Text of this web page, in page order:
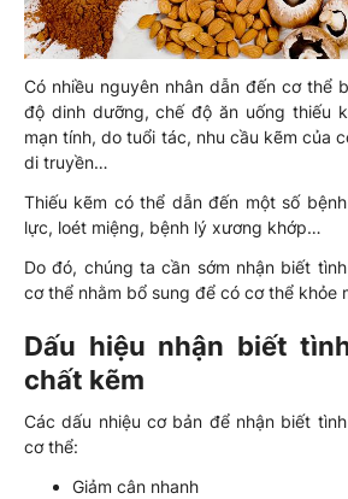
Có nhiều nguyên nhân dẫn đến cơ thể
độ dinh dưỡng, chế độ ăn uống thiếu
mạn tính, do tuổi tác, nhu cầu kẽm của
di truyền…
Thiếu kẽm có thể dẫn đến một số
lực, loét miệng, bệnh lý xương khớp…
Do đó, chúng ta cần sớm nhận biết
cơ thể nhằm bổ sung để có cơ thể khỏe
Dấu hiệu nhận biết
chất kẽm
Các dấu nhiệu cơ bản để nhận biết
cơ thể:
Giảm cân nhanh